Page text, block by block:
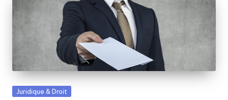
Posted
Juridique & Droit